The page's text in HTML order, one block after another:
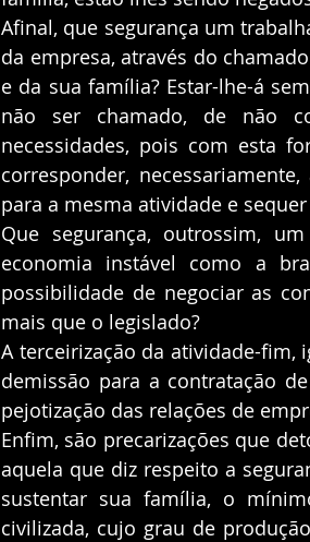
Afinal, que segurança um
da empresa, através do
e da sua família? Estar-lhe-á
não ser chamado, de não
necessidades, pois com esta
corresponder,
para a mesma atividade e
Que segurança, outrossim,
economia instável como a
possibilidade de negociar as
mais que o legislado?
A terceirização da atividade-fim,
demissão para a contratação
pejotização das relações de
Enfim, são precarizações que
aquela que diz respeito a
sustentar sua família, o
civilizada, cujo grau de